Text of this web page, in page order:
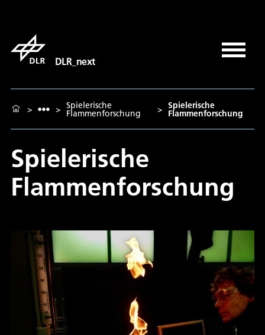
DLR_next
> > Spielerische
Flammenforschung > Spielerische
Flammenforschung
Spielerische
Flammenforschung